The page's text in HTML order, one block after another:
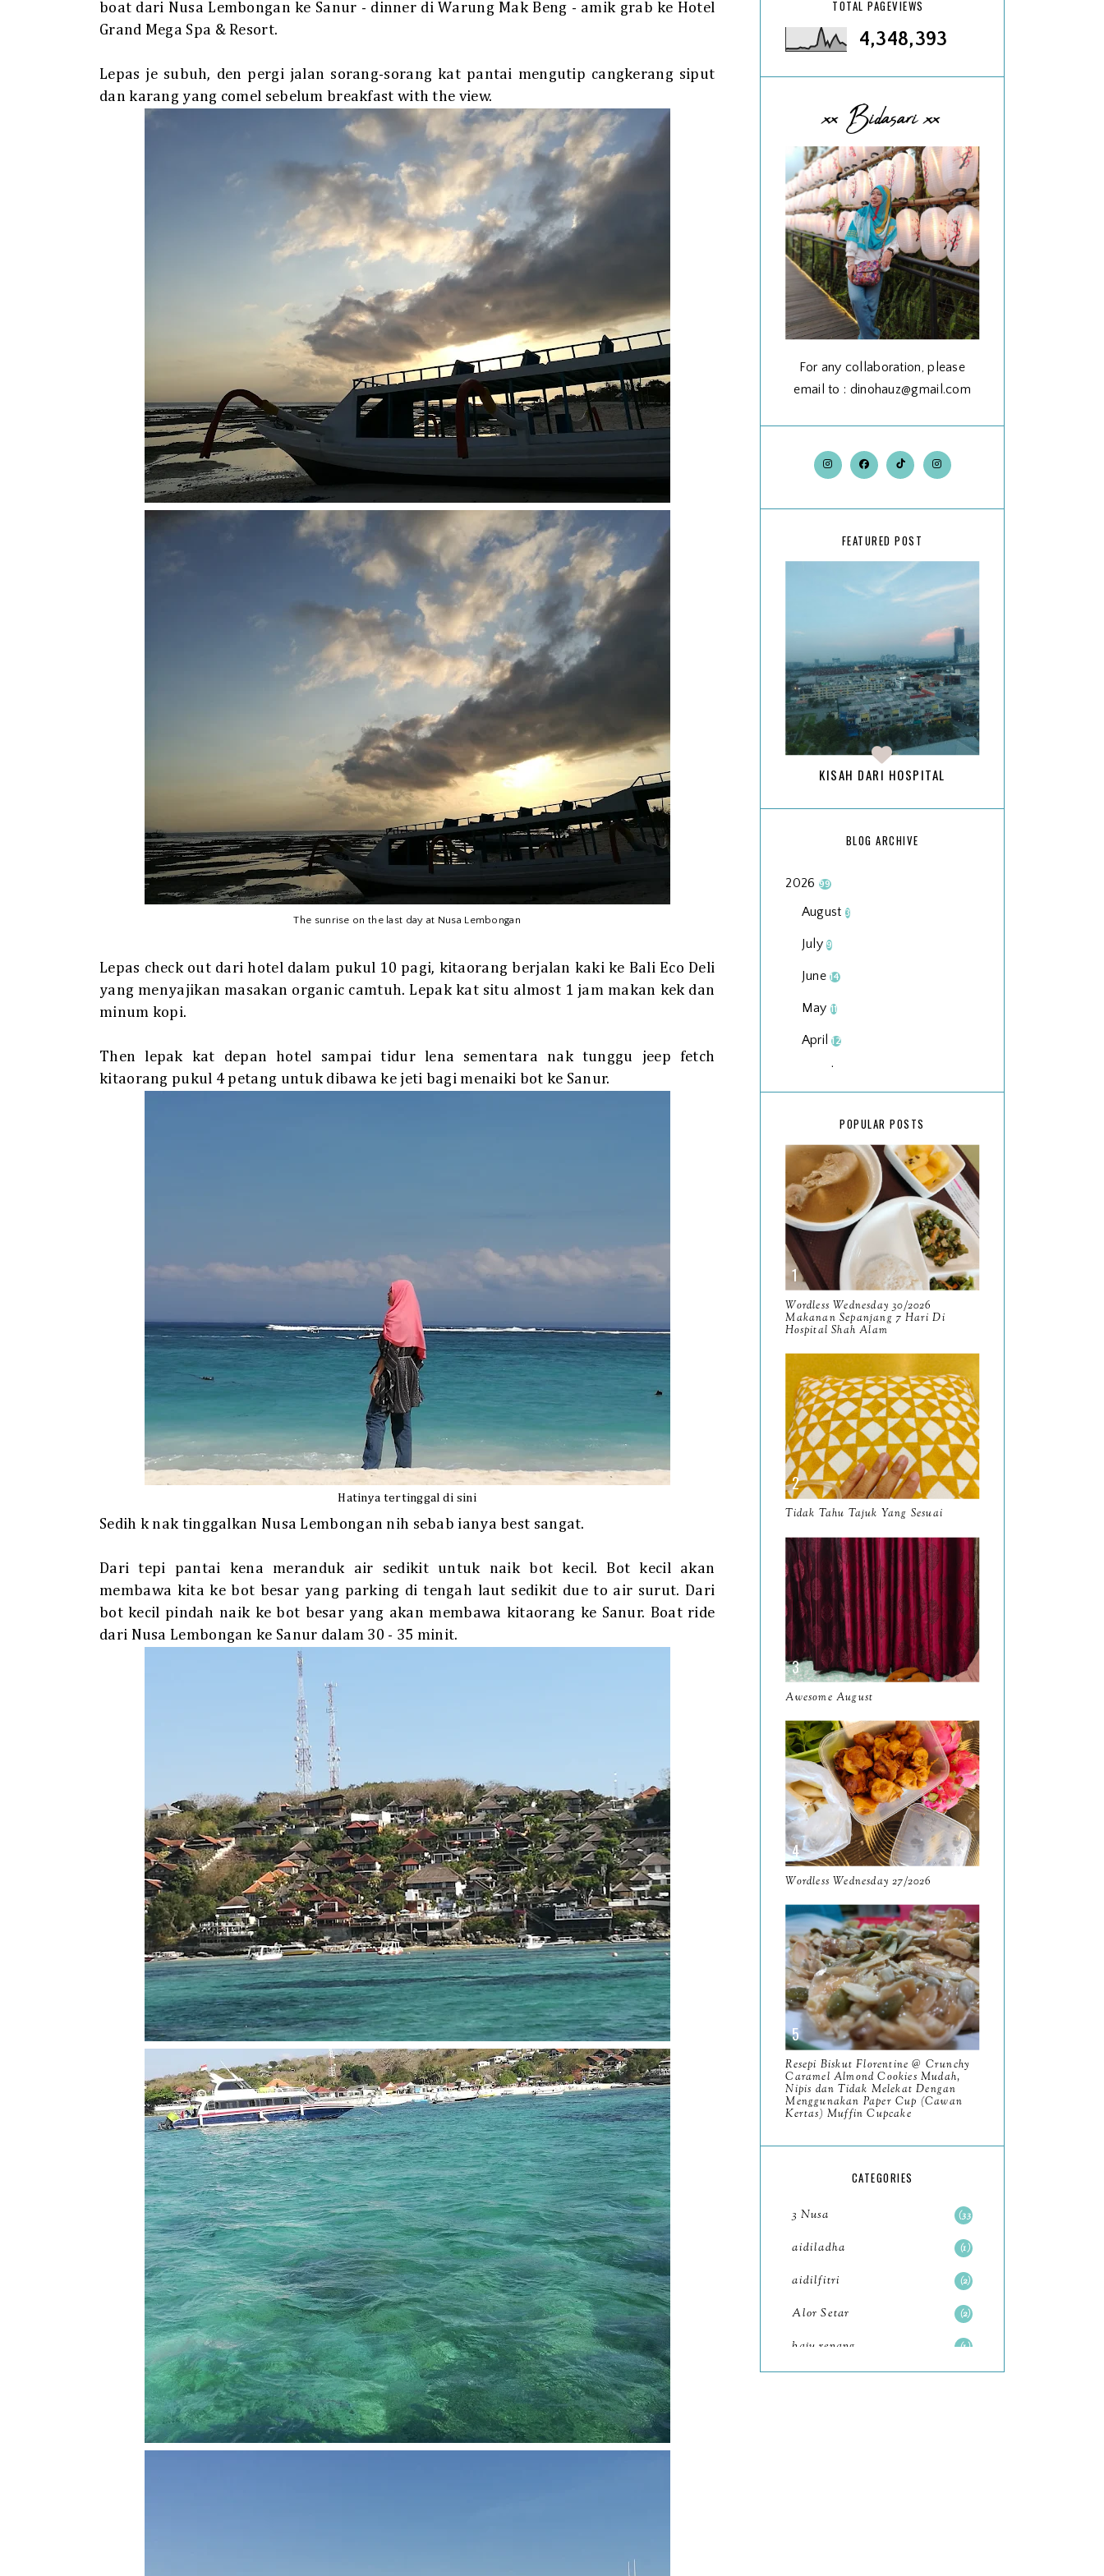
boat dari Nusa Lembongan ke Sanur - dinner di Warung Mak Beng - amik grab ke Hotel
Grand Mega Spa & Resort.
Lepas je subuh, den pergi jalan sorang-sorang kat pantai mengutip cangkerang siput
dan karang yang comel sebelum breakfast with the view.
The sunrise on the last day at Nusa Lembongan
Lepas check out dari hotel dalam pukul 10 pagi, kitaorang berjalan kaki ke Bali Eco Deli
yang menyajikan masakan organic camtuh. Lepak kat situ almost 1 jam makan kek dan
minum kopi.
Then lepak kat depan hotel sampai tidur lena sementara nak tunggu jeep fetch
kitaorang pukul 4 petang untuk dibawa ke jeti bagi menaiki bot ke Sanur.
Hatinya tertinggal di sini
Sedih k nak tinggalkan Nusa Lembongan nih sebab ianya best sangat.
Dari tepi pantai kena meranduk air sedikit untuk naik bot kecil. Bot kecil akan
membawa kita ke bot besar yang parking di tengah laut sedikit due to air surut. Dari
bot kecil pindah naik ke bot besar yang akan membawa kitaorang ke Sanur. Boat ride
dari Nusa Lembongan ke Sanur dalam 30 - 35 minit.
TOTAL PAGEVIEWS
4,348,393
xx Bidasari xx
For any collaboration, please
email to : dinohauz@gmail.com
FEATURED POST
KISAH DARI HOSPITAL
BLOG ARCHIVE
2026 99
August 3
July9
June14
May 11
April12
March
2025134
December15
November
October 13
September
August8
June10
May9
April9
March11
January 14
2024130
December 19
November 12
October
September13
August9
July12
June
May11
April 13
March11
February9
January6
202393
December 11
November8
October11
POPULAR POSTS
Wordless Wednesday 30/2026
Makanan Sepanjang 7 Hari Di
Hospital Shah Alam
Tidak Tahu Tajuk Yang Sesuai
Awesome August
Wordless Wednesday 27/2026
Resepi Biskut Florentine @ Crunchy
Caramel Almond Cookies Mudah,
Nipis dan Tidak Melekat Dengan
Menggunakan Paper Cup (Cawan
Kertas) Muffin Cupcake
CATEGORIES
3 Nusa 33
aidiladha 1
aidilfitri 2
Alor Setar 2
baju renang 1